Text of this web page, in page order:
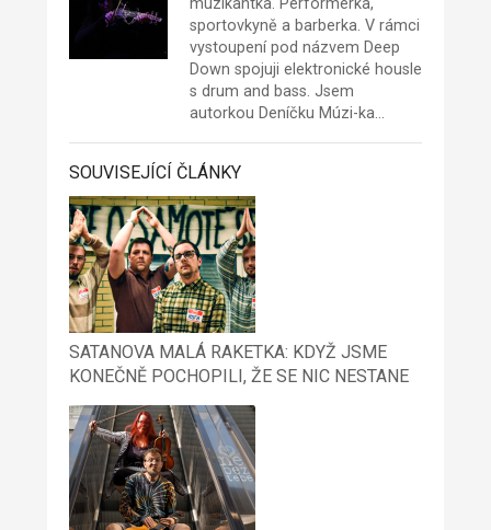
sportovkyně a barberka. V rámci
vystoupení pod názvem Deep
Down spojuji elektronické housle
s drum and bass. Jsem
autorkou Deníčku Múzi-ka…
SOUVISEJÍCÍ ČLÁNKY
SATANOVA MALÁ RAKETKA: KDYŽ JSME
KONEČNĚ POCHOPILI, ŽE SE NIC NESTANE